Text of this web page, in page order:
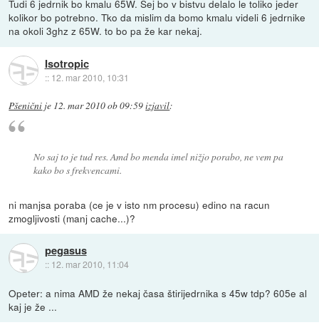
Tudi 6 jedrnik bo kmalu 65W. Sej bo v bistvu delalo le toliko jeder
kolikor bo potrebno. Tko da mislim da bomo kmalu videli 6 jedrnike
na okoli 3ghz z 65W. to bo pa že kar nekaj.
Isotropic
:: 12. mar 2010, 10:31
Pšenični je 12. mar 2010 ob 09:59izjavil:
No saj to je tud res. Amd bo menda imel nižjo porabo, ne vem pa
kako bo s frekvencami.
ni manjsa poraba (ce je v isto nm procesu) edino na racun
zmogljivosti (manj cache...)?
pegasus
:: 12. mar 2010, 11:04
Opeter: a nima AMD že nekaj časa štirijedrnika s 45w tdp? 605e al
kaj je že ...